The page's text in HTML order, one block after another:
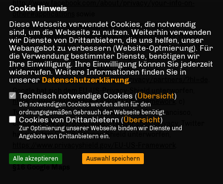
http://www.facebook.com/about/privacy/your-
info#everyoneinfo. Facebook hat sich dem EU-US-Privacy-
Shield unterworfen,https://www.privacyshield.gov/EU-US-
Framework. b) Google Inc., 1600 Amphitheater Parkway,
Mountainview, California 94043, USA;
https://www.google.com/policies/privacy/partners/?hl=de
Google hat sich dem EU-US-Privacy-Shield unterworfen,
https://www.privacyshield.gov/EU-US-Framework
Twitter, Inc., 1355 Market St, Suite 900, San Francisco,
California 94103, USA;https://twitter.com/privacy
. Twitter
hat sich dem EU-US-Privacy-Shield unterworfen,
Cookie Hinweis
Diese Webseite verwendet Cookies, die notwendig
sind, um die Webseite zu nutzen. Weiterhin verwenden
wir Dienste von Drittanbietern, die uns helfen, unser
Webangebot zu verbessern (Website-Optmierung). Für
die Verwendung bestimmter Dienste, benötigen wir
Ihre Einwilligung. Ihre Einwilligung können Sie jederzeit
widerrufen. Weitere Informationen finden Sie in
unserer Datenschutzerklärung.
Technisch notwendige Cookies (Übersicht)
Die notwendigen Cookies werden allein für den
ordnungsgemäßen Gebrauch der Webseite benötigt.
Cookies von Drittanbietern (Übersicht)
Zur Optimierung unserer Webseite binden wir Dienste und
Angebote von Drittanbietern ein.
Alle akzeptieren Auswahl speichern